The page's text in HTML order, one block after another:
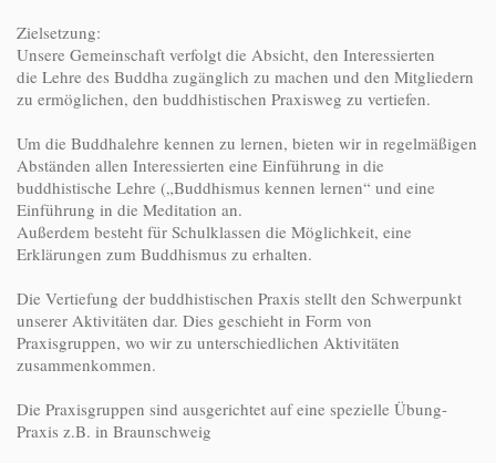
Zielsetzung:
Unsere Gemeinschaft verfolgt die Absicht, den Interessierten
die Lehre des Buddha zugänglich zu machen und den Mitgliedern
zu ermöglichen, den buddhistischen Praxisweg zu vertiefen.
Um die Buddhalehre kennen zu lernen, bieten wir in regelmäßigen
Abständen allen Interessierten eine Einführung in die
buddhistische Lehre („Buddhismus kennen lernen“ und eine
Einführung in die Meditation an.
Außerdem besteht für Schulklassen die Möglichkeit, eine
Erklärungen zum Buddhismus zu erhalten.
Die Vertiefung der buddhistischen Praxis stellt den Schwerpunkt
unserer Aktivitäten dar. Dies geschieht in Form von
Praxisgruppen, wo wir zu unterschiedlichen Aktivitäten
zusammenkommen.
Die Praxisgruppen sind ausgerichtet auf eine spezielle Übung-
Praxis z.B. in Braunschweig